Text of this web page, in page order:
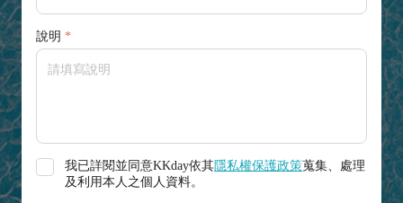
說明
我已詳閱並同意KKday依其隱私權保護政策蒐集、處理
及利用本人之個人資料。